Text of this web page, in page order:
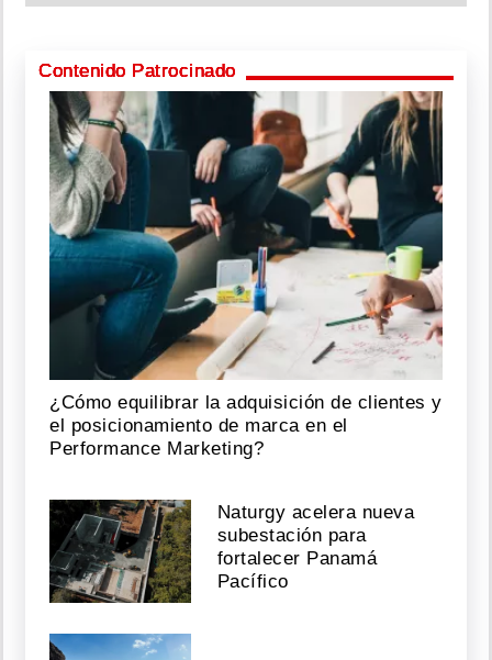
Contenido Patrocinado
¿Cómo equilibrar la adquisición de clientes y
el posicionamiento de marca en el
Performance Marketing?
Naturgy acelera nueva
subestación para
fortalecer Panamá
Pacífico